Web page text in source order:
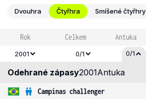
Dvouhra Čtyřhra Smíšené čtyřhry
Rok Celkem Antuka
2001 0/1 0/1
Odehrané zápasy2001Antuka
Campinas challenger